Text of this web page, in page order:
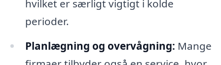
hvilket er særligt vigtigt i kolde
perioder.
Planlægning og overvågning: Mange